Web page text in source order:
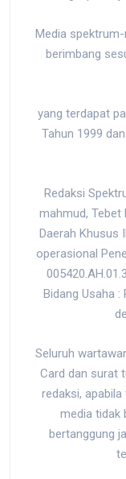
Media
berimbang
yang terdapat
Tahun 1999
Redaksi
mahmud, Tebet
Daerah Khusus
operasional
Bidang Usaha
Seluruh
Card dan surat
redaksi,
media tidak
bertanggung